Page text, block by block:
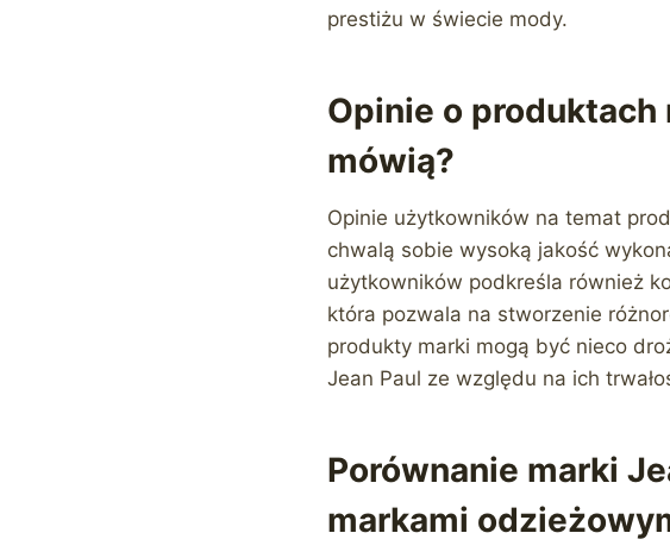
prestiżu w świecie mody.
Opinie o produktach
mówią?
Opinie użytkowników na temat
chwalą sobie wysoką jakość
użytkowników podkreśla również
która pozwala na stworzenie
produkty marki mogą być nieco
Jean Paul ze względu na ich
Porównanie marki
markami